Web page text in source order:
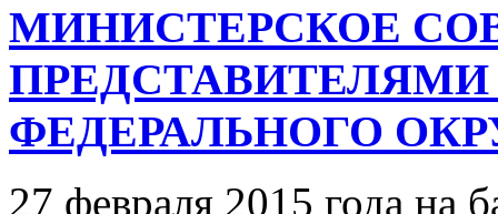
МИНИСТЕРСКОЕ
ФЕДЕРАЛЬНОГО
27 февраля 2015 года на